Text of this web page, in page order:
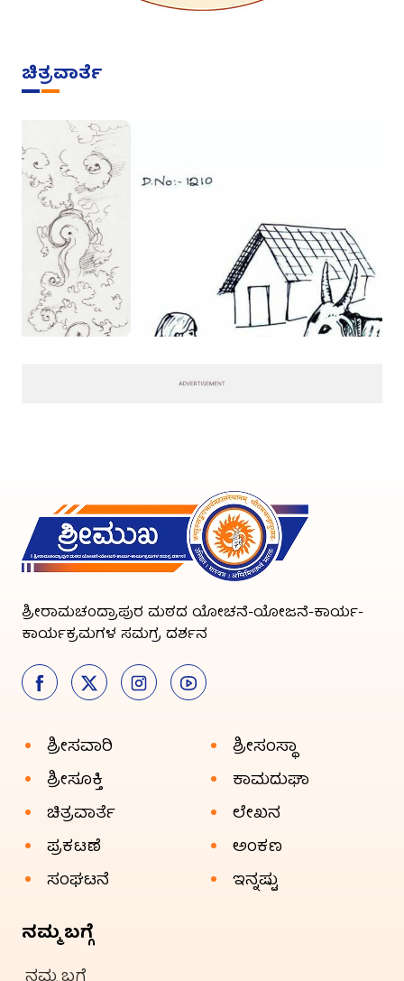
ಚಿತ್ರವಾರ್ತೆ
ಶ್ರೀರಾಮಚಂದ್ರಾಪುರ ಮಠದ ಯೋಚನೆ-ಯೋಜನೆ-ಕಾರ್ಯ-
ಕಾರ್ಯಕ್ರಮಗಳ ಸಮಗ್ರ ದರ್ಶನ
ಶ್ರೀಸವಾರಿ
ಶ್ರೀಸಂಸ್ಥಾ
ಶ್ರೀಸೂಕ್ತಿ
ಕಾಮದುಘಾ
ಚಿತ್ರವಾರ್ತೆ
ಲೇಖನ
ಪ್ರಕಟಣೆ
ಅಂಕಣ
ಸಂಘಟನೆ
ಇನ್ನಷ್ಟು
ನಮ್ಮ ಬಗ್ಗೆ